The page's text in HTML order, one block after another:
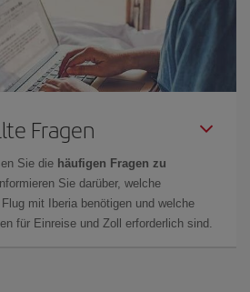
Fragen
Sie die häufigen Fragen zu
Sie darüber, welche
mit Iberia benötigen und welche
für Einreise und Zoll erforderlich sind.